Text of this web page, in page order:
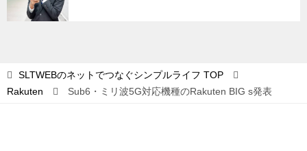
SLTWEBのネットでつなぐシンプルライフ TOP
Rakuten
Sub6・ミリ波5G対応機種のRakuten BIG s発表